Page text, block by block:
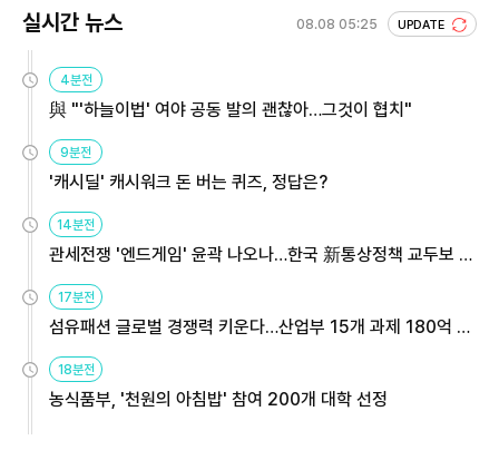
실시간 뉴스 08.08 05:25 UPDATE
4분전
與 "'하늘이법' 여야 공동 발의 괜찮아…그것이 협치"
9분전
'캐시딜' 캐시워크 돈 버는 퀴즈, 정답은?
14분전
관세전쟁 '엔드게임' 윤곽 나오나…한국 新통상정책 교두보 활
17분전
섬유패션 글로벌 경쟁력 키운다…산업부 15개 과제 180억 지
18분전
농식품부, '천원의 아침밥' 참여 200개 대학 선정